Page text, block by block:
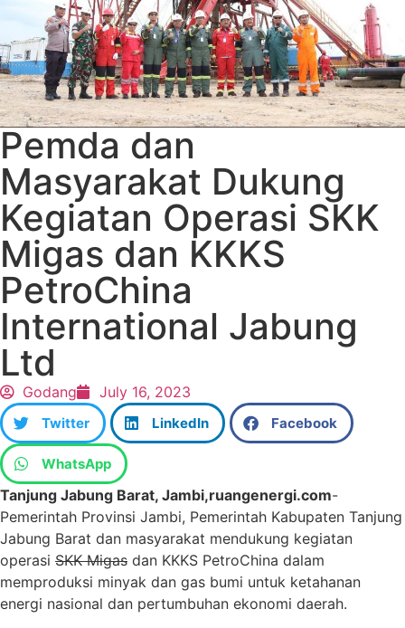
Pemda dan
Masyarakat Dukung
Kegiatan Operasi SKK
Migas dan KKKS
PetroChina
International Jabung
Ltd
Godang July 16, 2023
Twitter LinkedIn Facebook
WhatsApp
Tanjung Jabung Barat, Jambi,ruangenergi.com-
Pemerintah Provinsi Jambi, Pemerintah Kabupaten Tanjung
Jabung Barat dan masyarakat mendukung kegiatan
operasi SKK Migas dan KKKS PetroChina dalam
memproduksi minyak dan gas bumi untuk ketahanan
energi nasional dan pertumbuhan ekonomi daerah.